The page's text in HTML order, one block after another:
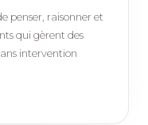
penser, raisonner et
qui gèrent des
intervention